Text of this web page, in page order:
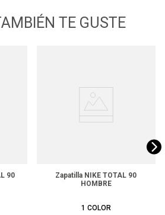
TE GUSTE
90
Zapatilla NIKE TOTAL 90
HOMBRE
1 COLOR